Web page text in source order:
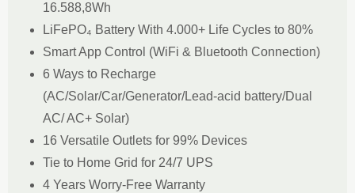
16.588,8Wh
LiFePO₄ Battery With 4.000+ Life Cycles to 80%
Smart App Control (WiFi & Bluetooth Connection)
6 Ways to Recharge
(AC/Solar/Car/Generator/Lead-acid battery/Dual
AC/ AC+ Solar)
16 Versatile Outlets for 99% Devices
Tie to Home Grid for 24/7 UPS
4 Years Worry-Free Warranty